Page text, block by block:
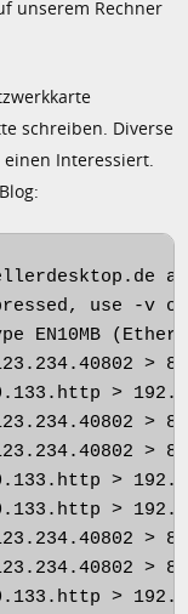
unserem Rechner
schreiben. Diverse
einen Interessiert.
use -
EN10MB
>
>
>
>